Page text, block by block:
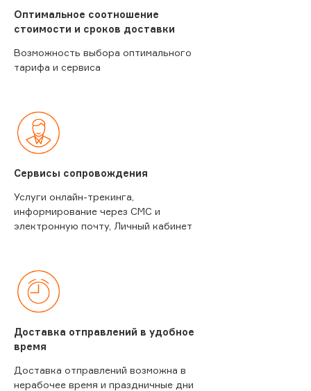
Оптимальное соотношение
стоимости и сроков доставки
Возможность выбора оптимального
тарифа и сервиса
Сервисы сопровождения
Услуги онлайн-трекинга,
информирование через СМС и
электронную почту, Личный кабинет
Доставка отправлений в удобное
время
Доставка отправлений возможна в
нерабочее время и праздничные дни